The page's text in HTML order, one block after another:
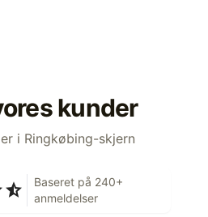
kunder
i Ringkøbing-skjern
star_half
Baseret på 240+
anmeldelser